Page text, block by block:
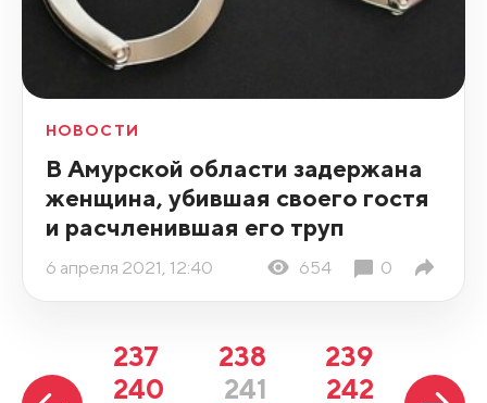
НОВОСТИ
В Амурской области задержана
женщина, убившая своего гостя
и расчленившая его труп
6 апреля 2021, 12:40 654 0
237 238
239
240
241
242